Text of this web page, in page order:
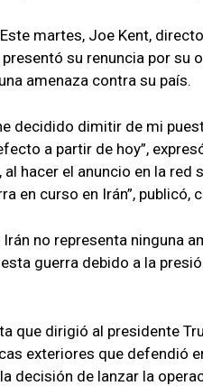
Este martes, Joe Kent,
presentó su renuncia por su
amenaza contra su país.
decidido dimitir de mi
a partir de hoy”,
al hacer el anuncio en la red
en curso en Irán”, publicó,
no representa ninguna
guerra debido a la
que dirigió al presidente
exteriores que defendió
decisión de lanzar la